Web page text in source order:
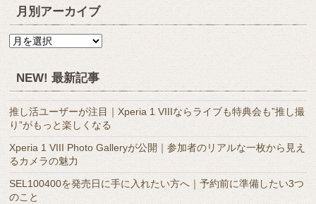
月別アーカイブ
月
ー
カ
イ
ブ
NEW! 最新記事
推し活ユーザーが注目｜Xperia 1 VIIIならライブも特典会も”推し撮
り”がもっと楽しくなる
Xperia 1 VIII Photo Galleryが公開｜参加者のリアルな一枚から見え
るカメラの魅力
SEL100400を発売日に手に入れたい方へ｜予約前に準備したい3つ
のこと